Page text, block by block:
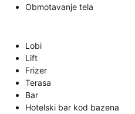
Obmotavanje tela
Lobi
Lift
Frizer
Terasa
Bar
Hotelski bar kod bazena